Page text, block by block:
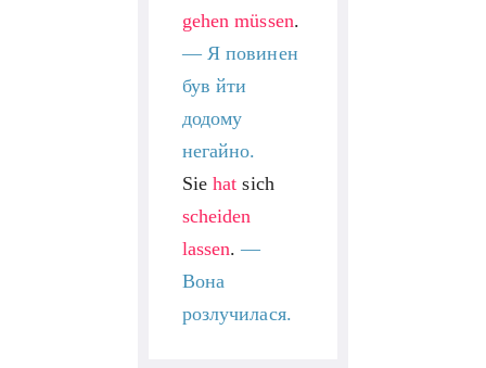
gehen müssen.
—Я повинен
був йти
додому
негайно.
Siehat sich
scheiden
lassen. —
Вона
розлучилася.